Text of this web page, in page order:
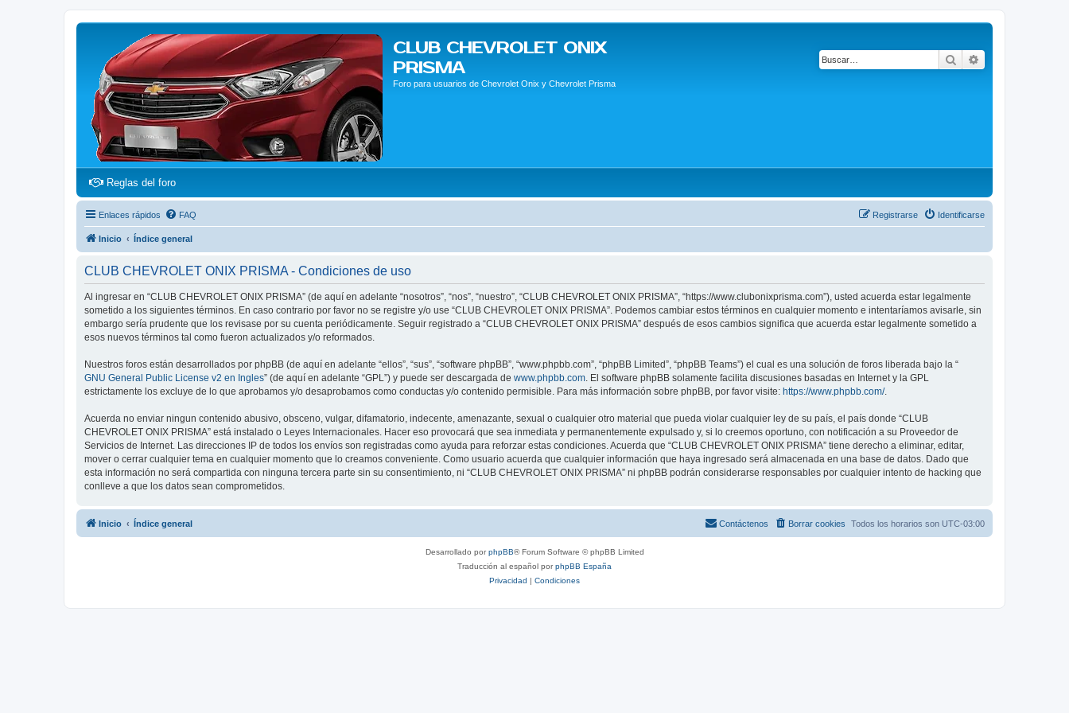
CLUB CHEVROLET ONIX
PRISMA
Foro para usuarios de Chevrolet Onix y Chevrolet Prisma
Buscar
Reglas del foro(Opens a new tab)
Enlaces rápidos FAQ Identificarse
Registrarse
Inicio Índice general
CLUB CHEVROLET ONIX PRISMA - Condiciones de uso
Al ingresar en “CLUB CHEVROLET ONIX PRISMA” (de aquí en adelante “nosotros”, “nos”, “nuestro”, “CLUB CHEVROLET ONIX PRISMA”, “https://www.clubonixprisma.com”), usted acuerda estar legalmente
sometido a los siguientes términos. En caso contrario por favor no se registre y/o use “CLUB CHEVROLET ONIX PRISMA”. Podemos cambiar estos términos en cualquier momento e intentaríamos avisarle, sin
embargo sería prudente que los revisase por su cuenta periódicamente. Seguir registrado a “CLUB CHEVROLET ONIX PRISMA” después de esos cambios significa que acuerda estar legalmente sometido a
esos nuevos términos tal como fueron actualizados y/o reformados.
Nuestros foros están desarrollados por phpBB (de aquí en adelante “ellos”, “sus”, “software phpBB”, “www.phpbb.com”, “phpBB Limited”, “phpBB Teams”) el cual es una solución de foros liberada bajo la “
GNU General Public License v2 en Ingles” (de aquí en adelante “GPL”) y puede ser descargada de www.phpbb.com. El software phpBB solamente facilita discusiones basadas en Internet y la GPL
estrictamente los excluye de lo que aprobamos y/o desaprobamos como conductas y/o contenido permisible. Para más información sobre phpBB, por favor visite: https://www.phpbb.com/.
Acuerda no enviar ningun contenido abusivo, obsceno, vulgar, difamatorio, indecente, amenazante, sexual o cualquier otro material que pueda violar cualquier ley de su país, el país donde “CLUB
CHEVROLET ONIX PRISMA” está instalado o Leyes Internacionales. Hacer eso provocará que sea inmediata y permanentemente expulsado y, si lo creemos oportuno, con notificación a su Proveedor de
Servicios de Internet. Las direcciones IP de todos los envíos son registradas como ayuda para reforzar estas condiciones. Acuerda que “CLUB CHEVROLET ONIX PRISMA” tiene derecho a eliminar, editar,
mover o cerrar cualquier tema en cualquier momento que lo creamos conveniente. Como usuario acuerda que cualquier información que haya ingresado será almacenada en una base de datos. Dado que
esta información no será compartida con ninguna tercera parte sin su consentimiento, ni “CLUB CHEVROLET ONIX PRISMA” ni phpBB podrán considerarse responsables por cualquier intento de hacking que
conlleve a que los datos sean comprometidos.
Inicio Índice general Todos los horarios son UTC-03:00
Borrar cookies
Contáctenos
Desarrollado porphpBB® Forum Software © phpBB Limited
Traducción al español porphpBB España
Privacidad | Condiciones